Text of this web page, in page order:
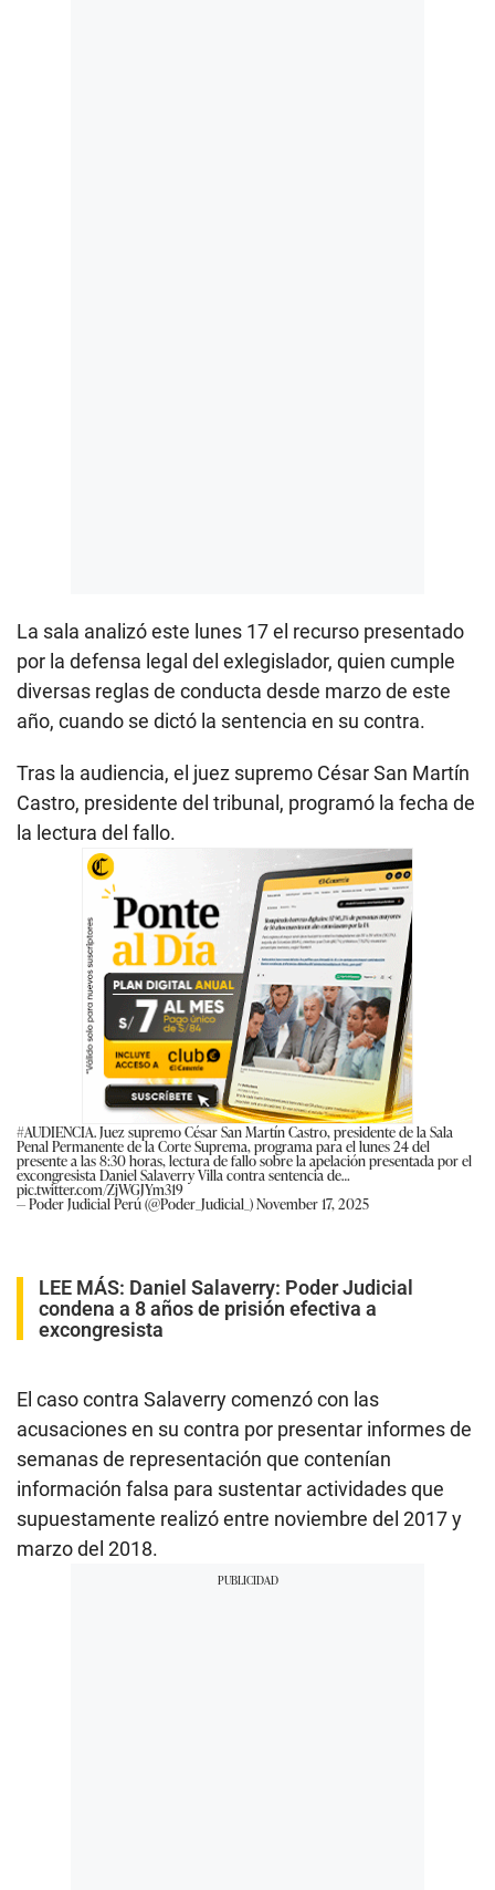
La sala analizó este lunes 17 el recurso presentado
por la defensa legal del exlegislador, quien cumple
diversas reglas de conducta desde marzo de este
año, cuando se dictó la sentencia en su contra.
Tras la audiencia, el juez supremo César San Martín
Castro, presidente del tribunal, programó la fecha de
la lectura del fallo.
#AUDIENCIA. Juez supremo César San Martín Castro, presidente de la Sala
Penal Permanente de la Corte Suprema, programa para el lunes 24 del
presente a las 8:30 horas, lectura de fallo sobre la apelación presentada por el
excongresista Daniel Salaverry Villa contra sentencia de…
pic.twitter.com/ZjWGJYm319
— Poder Judicial Perú (@Poder_Judicial_)November 17, 2025
LEE MÁS: Daniel Salaverry: Poder Judicial
condena a 8 años de prisión efectiva a
excongresista
El caso contra Salaverry comenzó con las
acusaciones en su contra por presentar informes de
semanas de representación que contenían
información falsa para sustentar actividades que
supuestamente realizó entre noviembre del 2017 y
marzo del 2018.